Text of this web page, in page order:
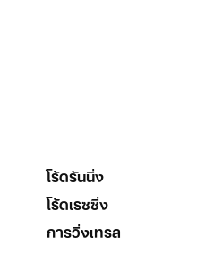
โร้ดรันนิ่ง
โร้ดเรซซิ่ง
การวิ่งเทรล